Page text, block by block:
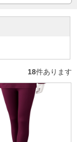
18件あります